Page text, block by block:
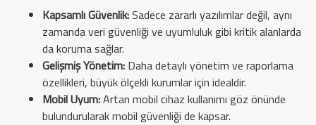
Kapsamlı Güvenlik:Sadece zararlı yazılımlar değil, aynı
zamanda veri güvenliği ve uyumluluk gibi kritik alanlarda
da koruma sağlar.
Gelişmiş Yönetim: Daha detaylı yönetim ve raporlama
özellikleri, büyük ölçekli kurumlar için idealdir.
Mobil Uyum:Artan mobil cihaz kullanımı göz önünde
bulundurularak mobil güvenliği de kapsar.